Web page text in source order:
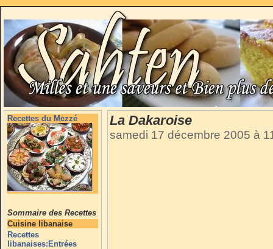
Recettes du Mezzé
Sommaire des Recettes
Cuisine libanaise
Recettes
libanaises:Entrées
La Dakaroise
samedi 17 décembre 2005 à